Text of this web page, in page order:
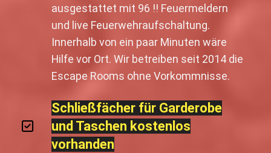
ausgestattet mit 96 !! Feuermeldern
und live Feuerwehraufschaltung.
Innerhalb von ein paar Minuten wäre
Hilfe vor Ort. Wir betreiben seit 2014 die
Escape Rooms ohne Vorkommnisse.
Schließfächer für Garderobe
und Taschen kostenlos
vorhanden